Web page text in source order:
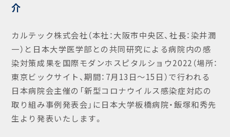
介
カルテック株式会社（本社：大阪市中央区、社長：染井潤
一）と日本大学医学部との共同研究による病院内の感
染対策成果を国際モダンホスピタルショウ2022（場所：
東京ビックサイト、期間：7月13日～15日）で行われる
日本病院会主催の「新型コロナウイルス感染症対応の
取り組み事例発表会」に日本大学板橋病院・飯塚和秀先
生より発表いたします。